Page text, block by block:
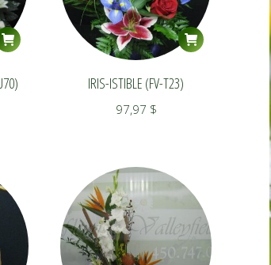
IRIS-ISTIBLE (FV-T23)
97,97 $